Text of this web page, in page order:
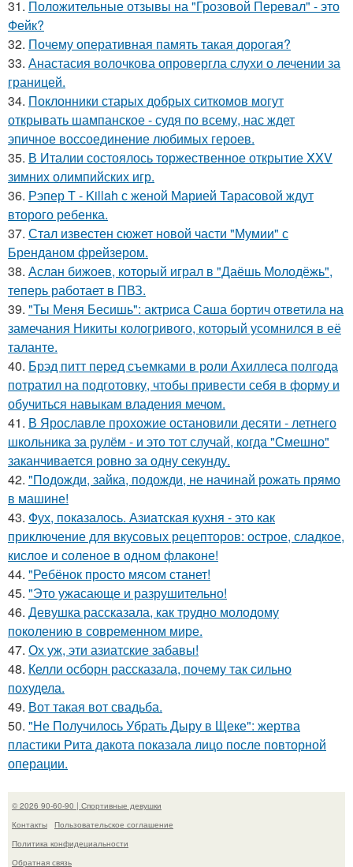
31. Положительные отзывы на "Грозовой Перевал" - это
Фейк?
32. Почему оперативная память такая дорогая?
33. Анастасия волочкова опровергла слухи о лечении за
границей.
34. Поклонники старых добрых ситкомов могут
открывать шампанское - судя по всему, нас ждет
эпичное воссоединение любимых героев.
35. В Италии состоялось торжественное открытие XXV
зимних олимпийских игр.
36. Рэпер T - Killah с женой Марией Тарасовой ждут
второго ребенка.
37. Стал известен сюжет новой части "Мумии" с
Бренданом фрейзером.
38. Аслан бижоев, который играл в "Даёшь Молодёжь",
теперь работает в ПВЗ.
39. "Ты Меня Бесишь": актриса Саша бортич ответила на
замечания Никиты кологривого, который усомнился в её
таланте.
40. Брэд питт перед съемками в роли Ахиллеса полгода
потратил на подготовку, чтобы привести себя в форму и
обучиться навыкам владения мечом.
41. В Ярославле прохожие остановили десяти - летнего
школьника за рулём - и это тот случай, когда "Смешно"
заканчивается ровно за одну секунду.
42. "Подожди, зайка, подожди, не начинай рожать прямо
в машине!
43. Фух, показалось. Азиатская кухня - это как
приключение для вкусовых рецепторов: острое, сладкое,
кислое и соленое в одном флаконе!
44. "Ребёнок просто мясом станет!
45. "Это ужасающе и разрушительно!
46. Девушка рассказала, как трудно молодому
поколению в современном мире.
47. Ох уж, эти азиатские забавы!
48. Келли осборн рассказала, почему так сильно
похудела.
49. Вот такая вот свадьба.
50. "Не Получилось Убрать Дыру в Щеке": жертва
пластики Рита дакота показала лицо после повторной
операции.
© 2026 90-60-90 | Спортивные девушки
Контакты
Пользовательское соглашение
Политика конфидециальности
Обратная связь